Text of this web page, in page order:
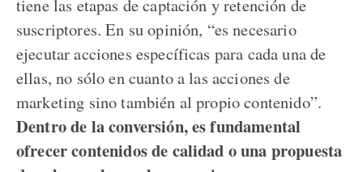
tiene las etapas de captación y retención de
suscriptores. En su opinión, “es necesario
ejecutar acciones específicas para cada una de
ellas, no sólo en cuanto a las acciones de
marketing sino también al propio contenido”.
Dentro de la conversión, es fundamental
ofrecer contenidos de calidad o una propuesta